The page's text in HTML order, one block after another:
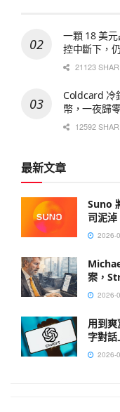
一顆 18 美
控中斷下，
21123
Coldcard 冷
幣，一夜歸
12592
最新文章
Suno
司泥淖
2026-
案，
2026-
用到
字對
2026-